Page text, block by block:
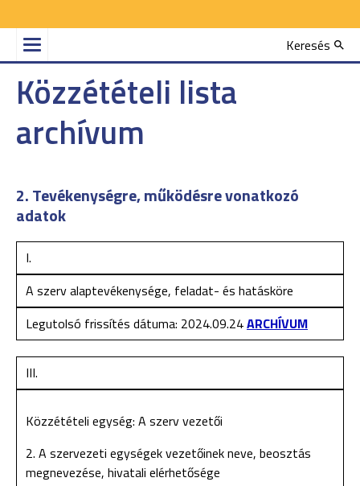
Keresés
Közzétételi lista
archívum
2. Tevékenységre, működésre vonatkozó
adatok
I.
A szerv alaptevékenysége, feladat- és hatásköre
Legutolsó frissítés dátuma: 2024.09.24ARCHÍVUM
III.
Közzétételi egység: A szerv vezetői
2. A szervezeti egységek vezetőinek neve, beosztás
megnevezése, hivatali elérhetősége